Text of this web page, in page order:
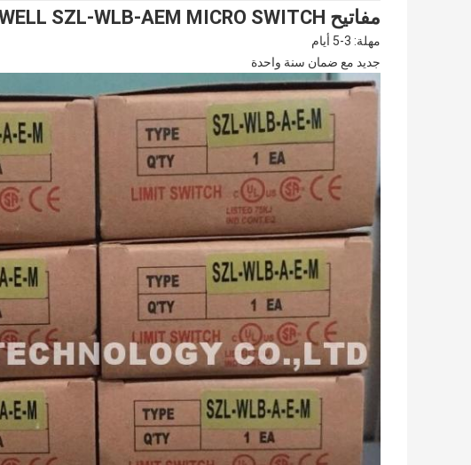
مفاتيح HONEYWELL SZL-WLB-AEM MICRO SWITCH ™ للأغراض العامة
مهلة: 3-5 أيام
جديد مع ضمان سنة واحدة